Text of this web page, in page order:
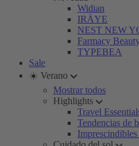
Widian
IRÄYE
NEST NEW
Farmacy
TYPEBEA
Sale
☀️ Verano
Mostrar todos
Highlights
Travel
Tendencias de